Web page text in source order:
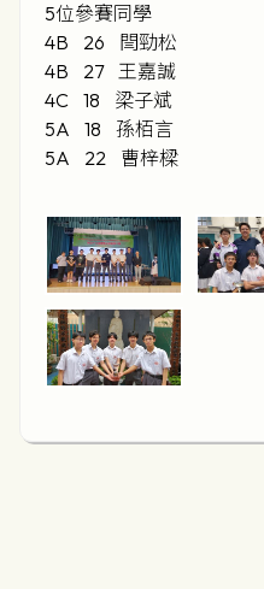
5位參賽同學
4B 26 閆勁松
4B 27 王嘉誠
4C 18 梁子斌
5A 18 孫栢言
5A 22 曹梓樑